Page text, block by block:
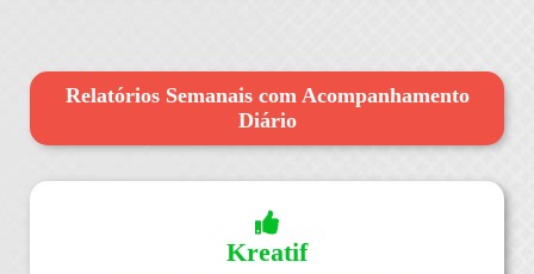
Relatórios Semanais com Acompanhamento
Diário
Kreatif